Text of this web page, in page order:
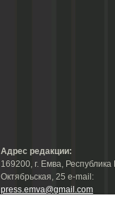
Адрес редакции:
169200, г. Емва, Республика
Октябрьская, 25 е-mail:
press.emva@gmail.com